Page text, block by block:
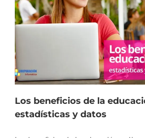
Los beneficios de la
estadísticas y datos